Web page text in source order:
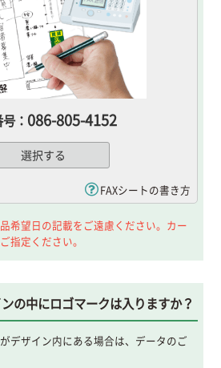
： 086-805-4152
選択する
FAXシートの書き方
希望日の記載をご遠慮ください。カー
指定ください。
の中にロゴマークは入りますか？
デザイン内にある場合は、データのご